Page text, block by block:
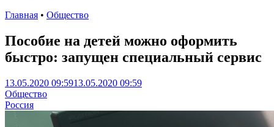
Главная • Общество
Пособие на детей можно оформить
быстро: запущен специальный сервис
13.05.2020 09:5913.05.2020 09:59
Общество
Россия